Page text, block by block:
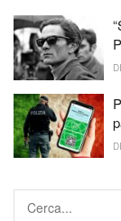
DI
DI